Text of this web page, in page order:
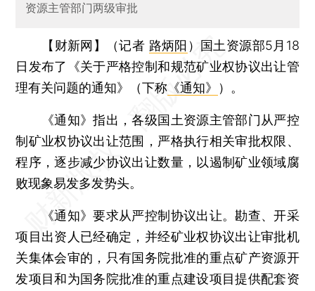
资源主管部门两级审批
【财新网】（记者 路炳阳 ） 国土资源部5月18
日发布了《关于严格控制和规范矿业权协议出让管
理有关问题的通知》（下称 《通知》 ）。
《通知》指出，各级国土资源主管部门从严控
制矿业权协议出让范围，严格执行相关审批权限、
程序，逐步减少协议出让数量，以遏制矿业领域腐
败现象易发多发势头。
《通知》要求从严控制协议出让。勘查、开采
项目出资人已经确定，并经矿业权协议出让审批机
关集体会审的，只有国务院批准的重点矿产资源开
发项目和为国务院批准的重点建设项目提供配套资